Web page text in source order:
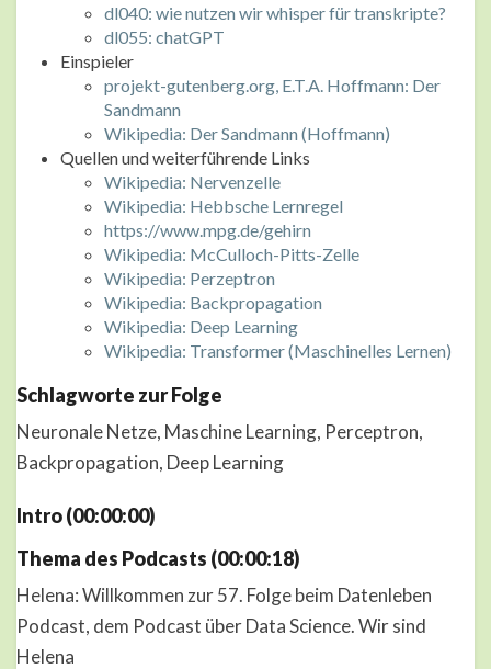
dl040: wie nutzen wir whisper für transkripte?
dl055: chatGPT
Einspieler
projekt-gutenberg.org, E.T.A. Hoffmann: Der
Sandmann
Wikipedia: Der Sandmann (Hoffmann)
Quellen und weiterführende Links
Wikipedia: Nervenzelle
Wikipedia: Hebbsche Lernregel
https://www.mpg.de/gehirn
Wikipedia: McCulloch-Pitts-Zelle
Wikipedia: Perzeptron
Wikipedia: Backpropagation
Wikipedia: Deep Learning
Wikipedia: Transformer (Maschinelles Lernen)
Schlagworte zur Folge
Neuronale Netze, Maschine Learning, Perceptron,
Backpropagation, Deep Learning
Intro (00:00:00)
Thema des Podcasts (00:00:18)
Helena: Willkommen zur 57. Folge beim Datenleben
Podcast, dem Podcast über Data Science. Wir sind
Helena